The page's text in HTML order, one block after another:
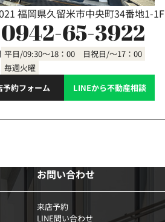
福岡県久留米市中央町34番地1-1F
0942-65-3922
平日/09:30～18：00 日祝日/～17：00
毎週火曜
予約フォーム
LINEから不動産相談
お問い合わせ
来店予約
LINE問い合わせ